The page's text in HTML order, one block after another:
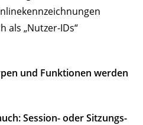
als „Nutzer-IDs“
und Funktionen werden
Session- oder Sitzungs-